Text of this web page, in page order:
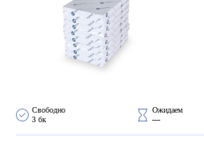
Свободно
3 бк
Ожидаем
—